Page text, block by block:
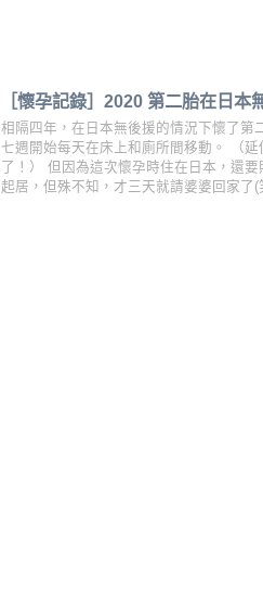
［懷孕記錄］2020 第二胎在日
相隔四年，在日本無後援的情況下懷了第
七週開始每天在床上和廁所間移動。 （
了！） 但因為這次懷孕時住在日本，還
起居，但殊不知，才三天就請婆婆回家了(